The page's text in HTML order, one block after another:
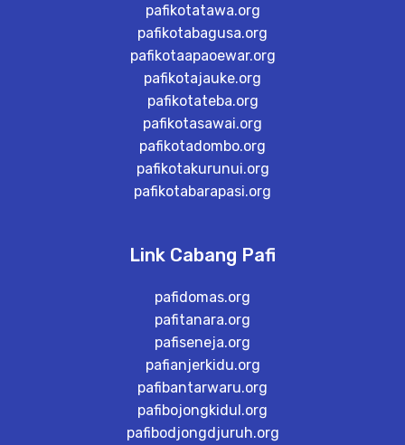
pafikotatawa.org
pafikotabagusa.org
pafikotaapaoewar.org
pafikotajauke.org
pafikotateba.org
pafikotasawai.org
pafikotadombo.org
pafikotakurunui.org
pafikotabarapasi.org
Link Cabang Pafi
pafidomas.org
pafitanara.org
pafiseneja.org
pafianjerkidu.org
pafibantarwaru.org
pafibojongkidul.org
pafibodjongdjuruh.org